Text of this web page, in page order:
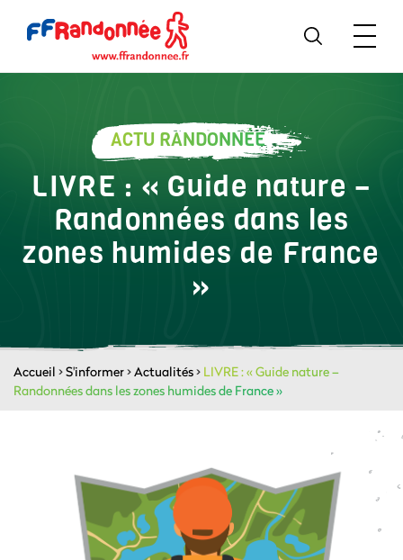
ACTU RANDONNÉE
LIVRE : « Guide nature –
Randonnées dans les
zones humides de France
»
Accueil >S'informer>Actualités> LIVRE : « Guide nature –
Randonnées dans les zones humides de France »